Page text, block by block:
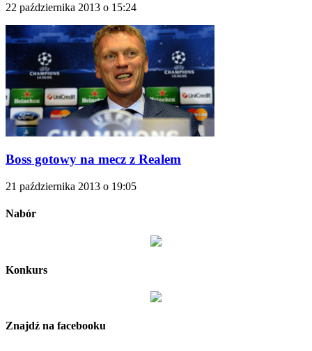
22 października 2013 o 15:24
Boss gotowy na mecz z Realem
21 października 2013 o 19:05
Nabór
Konkurs
Znajdź na facebooku